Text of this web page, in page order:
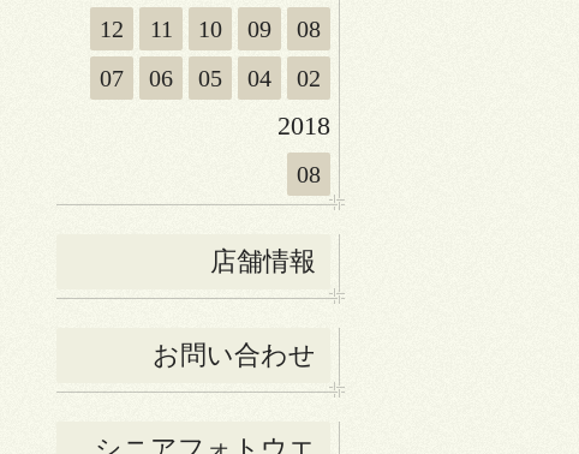
12 11 10 09
08
07
06 05 04 02
2018
08
店舗情報
お問い合わせ